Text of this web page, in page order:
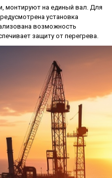
монтируют на единый вал. Для
установка
возможность
защиту от перегрева.